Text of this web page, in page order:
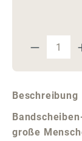
Produkt
Beschreibung
große